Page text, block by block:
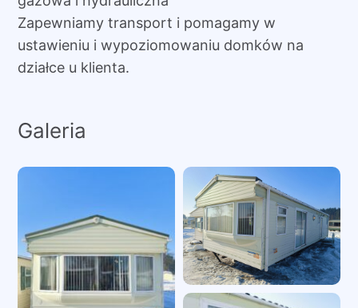
Zapewniamy transport i pomagamy w
ustawieniu i wypoziomowaniu domków na
działce u klienta.
Galeria